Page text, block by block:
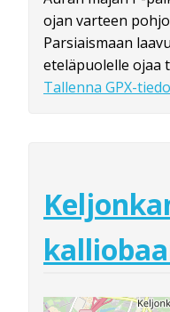
ojan varteen
Parsiaismaan
eteläpuolelle ojaa
Tallenna GPX-